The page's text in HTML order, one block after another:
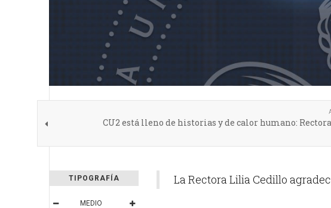
CU2 está lleno de historias y de calor humano:
TIPOGRAFÍA
MEDIO
La Rectora Lilia Cedillo